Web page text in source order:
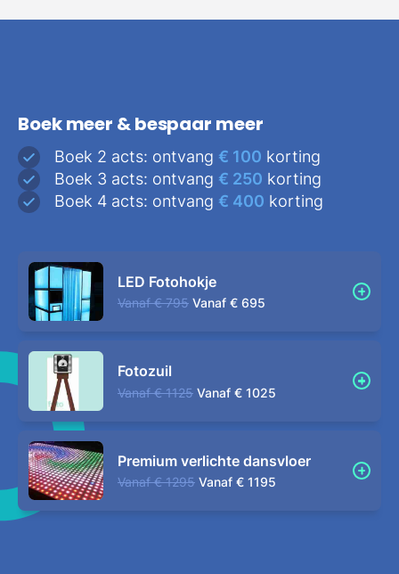
Boek meer & bespaar meer
Boek 2 acts: ontvang € 100 korting
Boek 3 acts: ontvang € 250 korting
Boek 4 acts: ontvang € 400 korting
LED Fotohokje
Vanaf € 795 Vanaf € 695
Fotozuil
Vanaf € 1125 Vanaf € 1025
Premium verlichte dansvloer
Vanaf € 1295 Vanaf € 1195